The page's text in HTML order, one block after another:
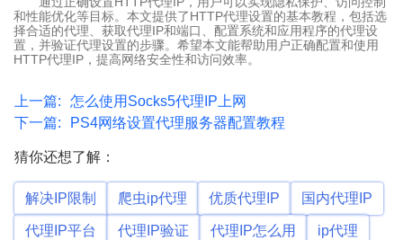
和性能优化等目标。本文提供了HTTP代理设置的基本教程，包括选
择合适的代理、获取代理IP和端口、配置系统和应用程序的代理设
置，并验证代理设置的步骤。希望本文能帮助用户正确配置和使用
HTTP代理IP，提高网络安全性和访问效率。
上一篇:
怎么使用Socks5代理IP上网
下一篇:
PS4网络设置代理服务器配置教程
猜你还想了解：
解决IP限制 爬虫ip代理 优质代理IP 国内代理IP
代理IP平台 代理IP验证 代理IP怎么用 ip代理